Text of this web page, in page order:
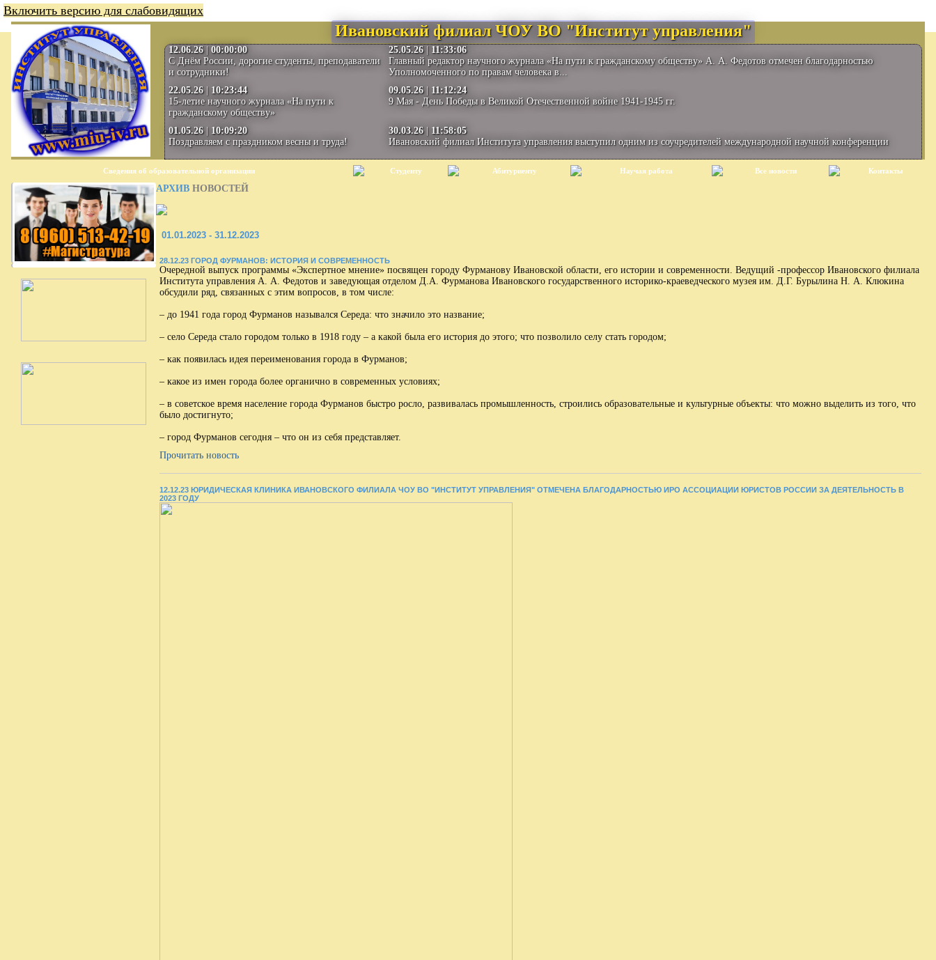
Включить версию для слабовидящих
Ивановский филиал ЧОУ ВО "Институт управления"
12.06.26| 00:00:00
С Днём России, дорогие студенты, преподаватели
и сотрудники!
25.05.26| 11:33:06
Главный редактор научного журнала «На пути к гражданскому обществу» А. А. Федотов отмечен благодарностью
Уполномоченного по правам человека в...
22.05.26| 10:23:44
15-летие научного журнала «На пути к
гражданскому обществу»
09.05.26| 11:12:24
9 Мая - День Победы в Великой Отечественной войне 1941-1945 гг.
01.05.26| 10:09:20
Поздравляем с праздником весны и труда!
30.03.26| 11:58:05
Ивановский филиал Института управления выступил одним из соучредителей международной научной конференции
Сведения об образовательной организации Студенту Абитуриенту Научая работа Все новости Контакты
АРХИВ НОВОСТЕЙ
01.01.2023 - 31.12.2023
28.12.23 ГОРОД ФУРМАНОВ: ИСТОРИЯ И СОВРЕМЕННОСТЬ
Очередной выпуск программы «Экспертное мнение» посвящен городу Фурманову Ивановской области, его истории и современности. Ведущий -профессор Ивановского филиала
Института управления А. А. Федотов и заведующая отделом Д.А. Фурманова Ивановского государственного историко-краеведческого музея им. Д.Г. Бурылина Н. А. Клюкина
обсудили ряд, связанных с этим вопросов, в том числе:
– до 1941 года город Фурманов назывался Середа: что значило это название;
– село Середа стало городом только в 1918 году – а какой была его история до этого; что позволило селу стать городом;
– как появилась идея переименования города в Фурманов;
– какое из имен города более органично в современных условиях;
– в советское время население города Фурманов быстро росло, развивалась промышленность, строились образовательные и культурные объекты: что можно выделить из того, что
было достигнуто;
– город Фурманов сегодня – что он из себя представляет.
Прочитать новость
12.12.23 ЮРИДИЧЕСКАЯ КЛИНИКА ИВАНОВСКОГО ФИЛИАЛА ЧОУ ВО "ИНСТИТУТ УПРАВЛЕНИЯ" ОТМЕЧЕНА БЛАГОДАРНОСТЬЮ ИРО АССОЦИАЦИИ ЮРИСТОВ РОССИИ ЗА ДЕЯТЕЛЬНОСТЬ В
2023 ГОДУ